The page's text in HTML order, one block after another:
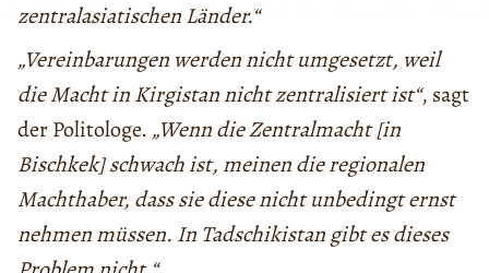
zentralasiatischen Länder.“
„Vereinbarungen werden nicht umgesetzt, weil
die Macht in Kirgistan nicht zentralisiert ist“, sagt
der Politologe. „Wenn die Zentralmacht [in
Bischkek] schwach ist, meinen die regionalen
Machthaber, dass sie diese nicht unbedingt ernst
nehmen müssen. In Tadschikistan gibt es dieses